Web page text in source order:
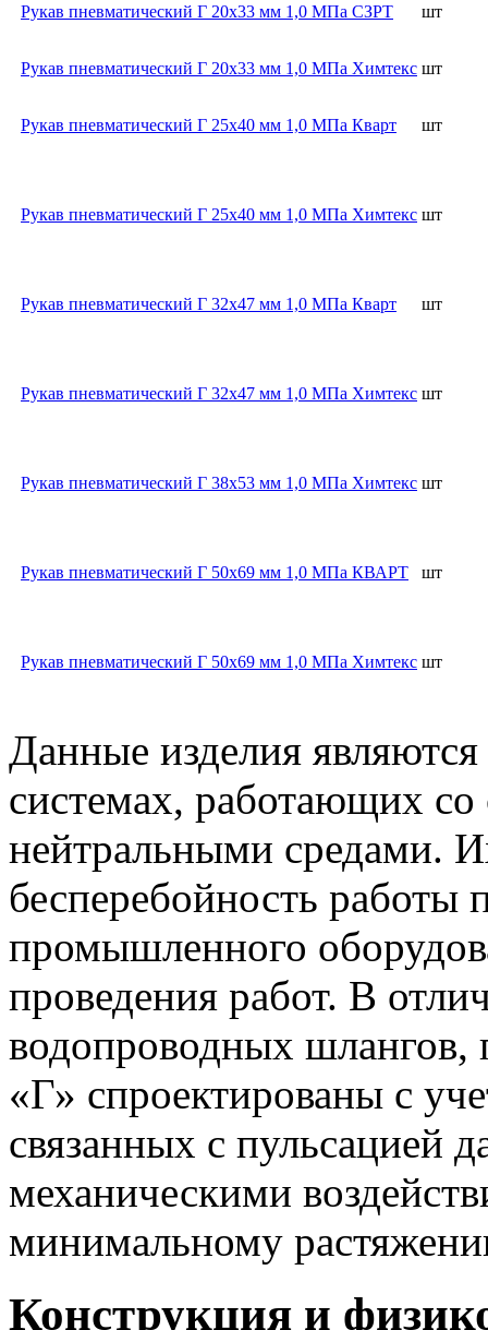
Рукав пневматический Г 20х33 мм 1,0 МПа СЗРТ шт
Рукав пневматический Г 20х33 мм 1,0 МПа Химтекс шт
Рукав пневматический Г 25х40 мм 1,0 МПа Кварт шт
Рукав пневматический Г 25х40 мм 1,0 МПа Химтекс шт
Рукав пневматический Г 32х47 мм 1,0 МПа Кварт шт
Рукав пневматический Г 32х47 мм 1,0 МПа Химтекс шт
Рукав пневматический Г 38х53 мм 1,0 МПа Химтекс шт
Рукав пневматический Г 50х69 мм 1,0 МПа КВАРТ шт
Рукав пневматический Г 50х69 мм 1,0 МПа Химтекс шт
Данные изделия
системах, работающих
нейтральными средами.
бесперебойность работы
промышленного
проведения работ. В
водопроводных шлангов,
«Г» спроектированы с
связанных с пульсацией
механическими
минимальному
Конструкция и